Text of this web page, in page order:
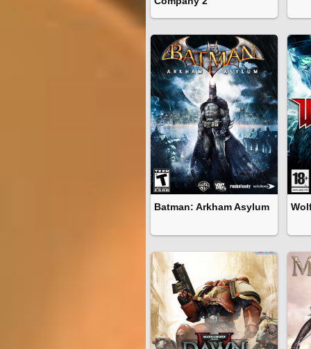
Batman: Arkham Asylum